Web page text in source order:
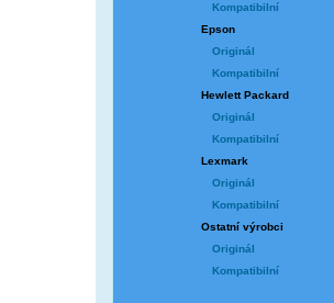
Kompatibilní
Epson
Originál
Kompatibilní
Hewlett Packard
Originál
Kompatibilní
Lexmark
Originál
Kompatibilní
Ostatní výrobci
Originál
Kompatibilní